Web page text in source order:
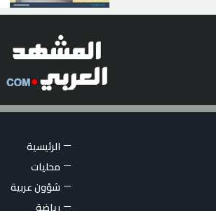
الرئيسية
محليات
شؤون عربية